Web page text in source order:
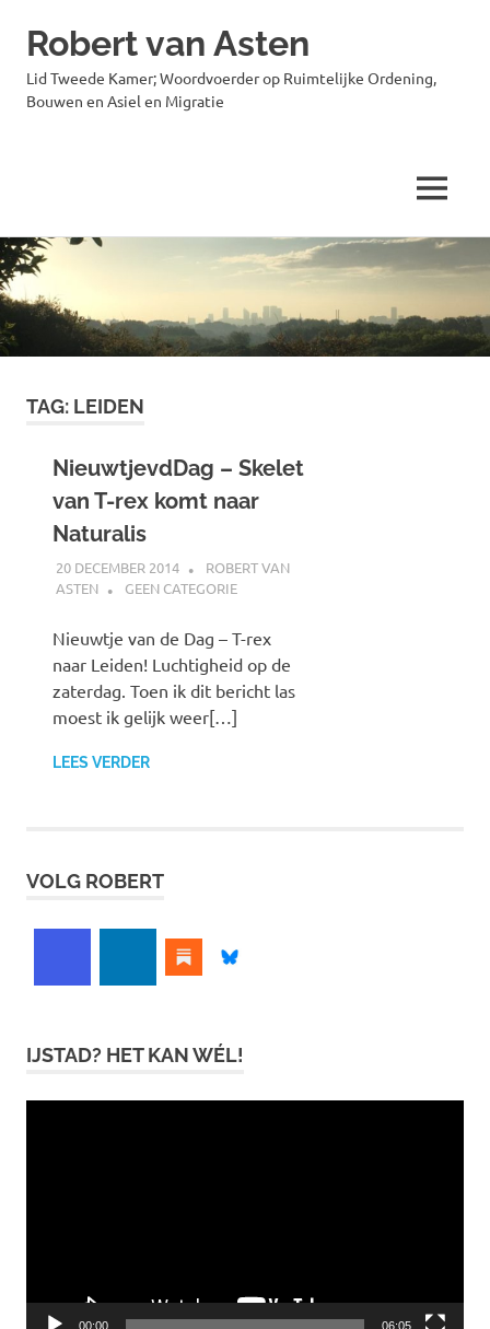
Ga
naar
de
inhoud
Robert van Asten
Lid Tweede Kamer; Woordvoerder op Ruimtelijke Ordening,
Bouwen en Asiel en Migratie
MENU
TAG: LEIDEN
NieuwtjevdDag – Skelet
van T-rex komt naar
Naturalis
20 DECEMBER 2014
ROBERT VAN
ASTEN
GEEN CATEGORIE
Nieuwtje van de Dag – T-rex
naar Leiden! Luchtigheid op de
zaterdag. Toen ik dit bericht las
moest ik gelijk weer[…]
LEES VERDER
VOLG ROBERT
IJSTAD? HET KAN WÉL!
00:00 06:05